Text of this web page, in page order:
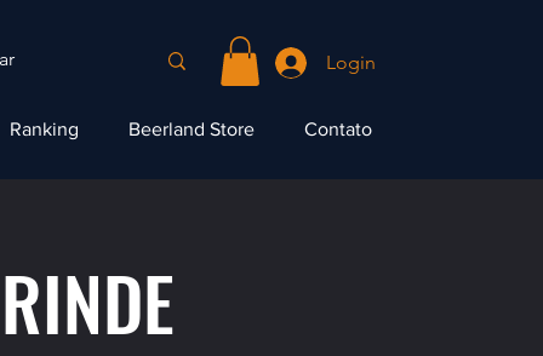
Login
Ranking Beerland Store Contato